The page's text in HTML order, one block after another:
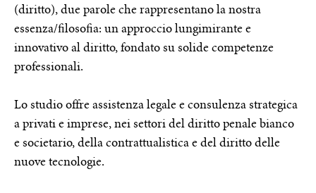
(diritto), due parole che rappresentano la nostra
essenza/filosofia: un approccio lungimirante e
innovativo al diritto, fondato su solide competenze
professionali.
Lo studio offre assistenza legale e consulenza strategica
a privati e imprese, nei settori del diritto penale bianco
e societario, della contrattualistica e del diritto delle
nuove tecnologie.